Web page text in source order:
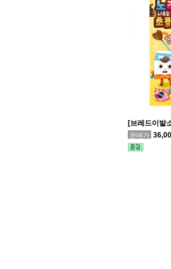
[브레드이발
판매가